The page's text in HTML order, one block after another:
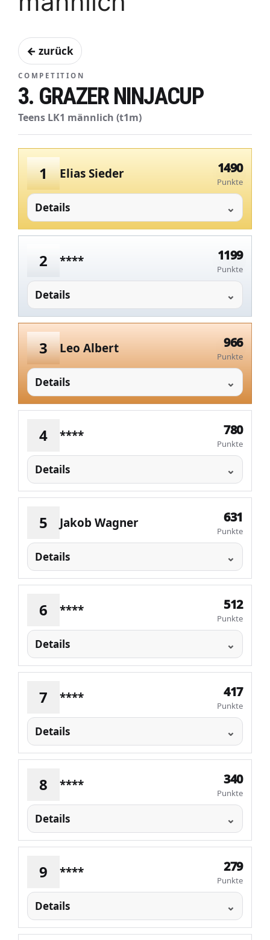
← zurück
COMPETITION
3. GRAZER NINJACUP
Teens LK1 männlich (t1m)
1 Elias Sieder 1490
Punkte
Details
2 **** 1199
Punkte
Details
3 Leo Albert 966
Punkte
Details
4 **** 780
Punkte
Details
5 Jakob Wagner 631
Punkte
Details
6 **** 512
Punkte
Details
7 **** 417
Punkte
Details
8 **** 340
Punkte
Details
9 **** 279
Punkte
Details